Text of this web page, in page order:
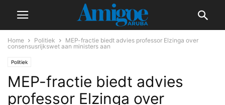
Home Politiek
MEP-fractie biedt advies professor Elzinga over
consensusrijkswet aan ministers aan
Politiek
MEP-fractie biedt advies
professor Elzinga over